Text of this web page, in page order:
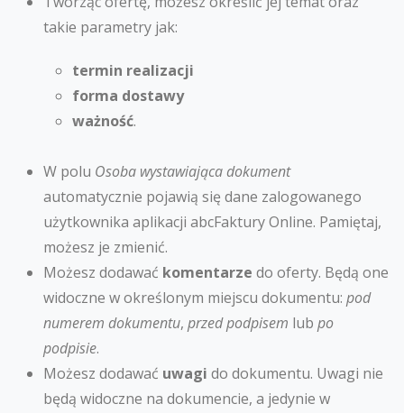
takie parametry jak:
termin realizacji
forma dostawy
ważność.
W polu Osoba wystawiająca dokument
automatycznie pojawią się dane zalogowanego
użytkownika aplikacji abcFaktury Online. Pamiętaj,
możesz je zmienić.
Możesz dodawać komentarze do oferty. Będą one
widoczne w określonym miejscu dokumentu: pod
numerem dokumentu, przed podpisem lub po
podpisie.
Możesz dodawać uwagi do dokumentu. Uwagi nie
będą widoczne na dokumencie, a jedynie w